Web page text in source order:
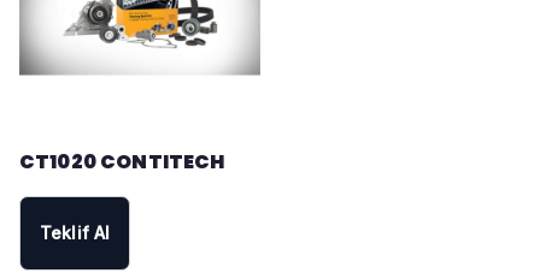
CT1020 CONTITECH
Teklif Al